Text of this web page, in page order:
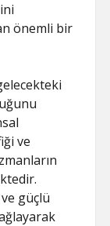
önemli bir
ve
güçlü